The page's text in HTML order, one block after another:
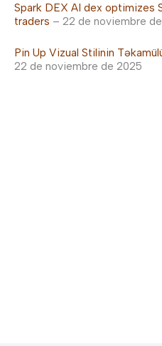
Spark DEX AI dex optimizes
traders – 22 de noviembre
Pin Up Vizual Stilinin
22 de noviembre de 2025